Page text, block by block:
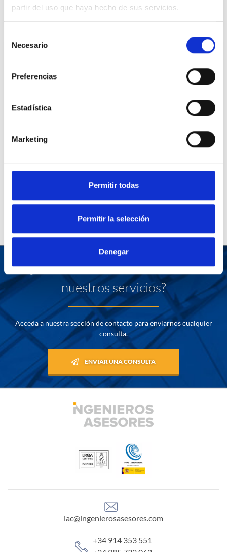
partir del uso que haya hecho de sus servicios.
Necesario
Preferencias
Estadística
Marketing
Permitir todas
Permitir la selección
Denegar
SOLICITAR PRESUPUESTO
SOLICITAR PRESUPUESTO
¿Desea más información sobre
nuestros servicios?
Acceda a nuestra sección de contacto para enviarnos cualquier
consulta.
ENVIAR UNA CONSULTA
iac@ingenierosasesores.com
+34 914 353 551